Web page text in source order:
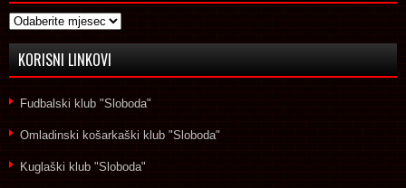
Arhive
KORISNI LINKOVI
Fudbalski klub "Sloboda"
Omladinski košarkaški klub "Sloboda"
Kuglaški klub "Sloboda"